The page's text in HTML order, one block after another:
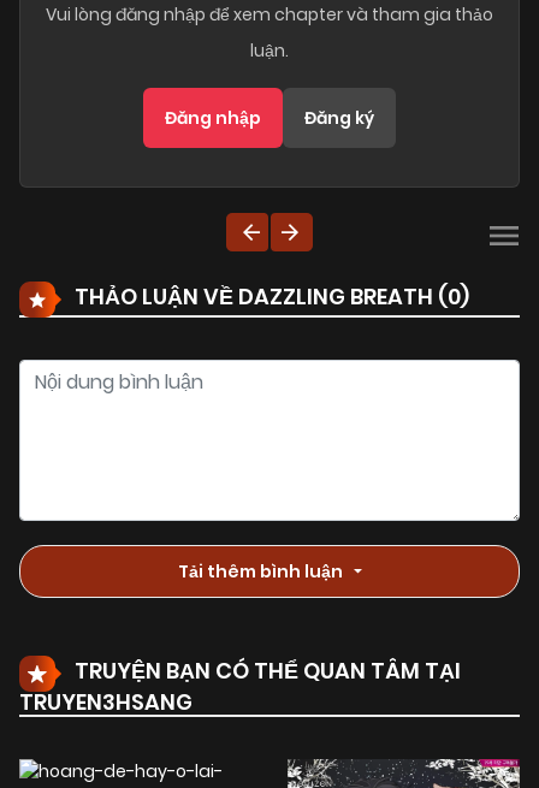
Vui lòng đăng nhập để xem chapter và tham gia thảo
luận.
Đăng nhập Đăng ký
THẢO LUẬN VỀ DAZZLING BREATH (0)
Tải thêm bình luận
TRUYỆN BẠN CÓ THỂ QUAN TÂM TẠI
TRUYEN3HSANG